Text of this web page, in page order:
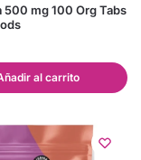
500 mg 100 Org Tabs
al carrito